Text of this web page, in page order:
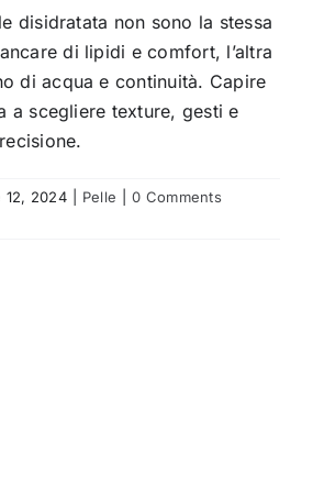
disidratata non sono la stessa
di lipidi e comfort, l’altra
di acqua e continuità. Capire
a scegliere texture, gesti e
12, 2024 Pelle
0 Comments